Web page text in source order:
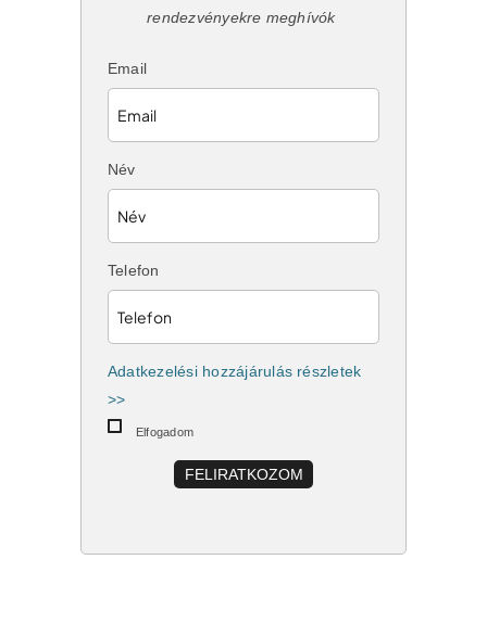
rendezvényekre meghívók
Email
Név
Telefon
Adatkezelési hozzájárulás részletek
>>
Elfogadom
FELIRATKOZOM